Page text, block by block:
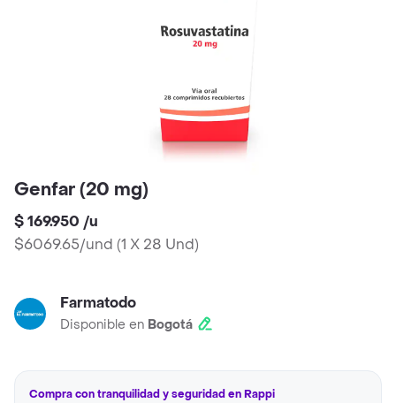
Genfar (20 mg)
$ 169.950 /u
$6069.65/und (1 X 28 Und)
Farmatodo
Disponible en Bogotá
Compra con tranquilidad y seguridad en Rappi